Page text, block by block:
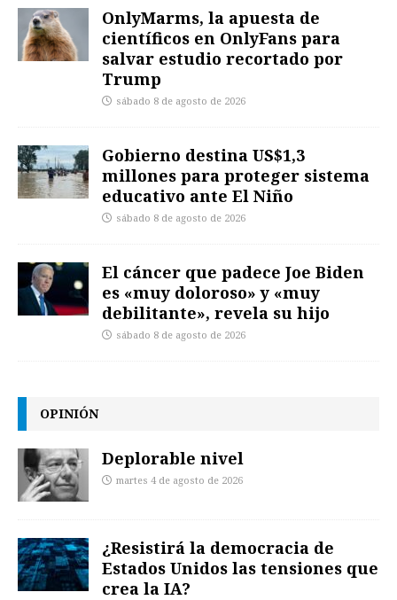
OnlyMarms, la apuesta de
científicos en OnlyFans para
salvar estudio recortado por
Trump
sábado 8 de agosto de 2026
Gobierno destina US$1,3
millones para proteger sistema
educativo ante El Niño
sábado 8 de agosto de 2026
El cáncer que padece Joe Biden
es «muy doloroso» y «muy
debilitante», revela su hijo
sábado 8 de agosto de 2026
OPINIÓN
Deplorable nivel
martes 4 de agosto de 2026
¿Resistirá la democracia de
Estados Unidos las tensiones que
crea la IA?